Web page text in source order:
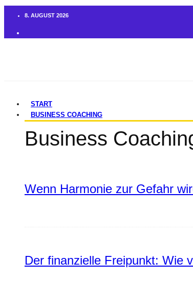
8. AUGUST 2026
START
BUSINESS COACHING
Business
Wenn Harmonie zur Gefahr
Der finanzielle Freipunkt: Wie